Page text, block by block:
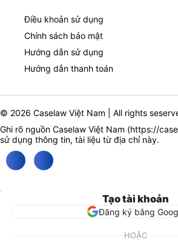
Điều khoản sử dụng
Chính sách bảo mật
Hướng dẫn sử dụng
Hướng dẫn thanh toán
© 2026 Caselaw Việt Nam | All rights
Ghi rõ nguồn Caselaw Việt Nam (https://
sử dụng thông tin, tài liệu từ địa chỉ này.
Tạo tài khoản
Đăng ký bằng
HOẶC